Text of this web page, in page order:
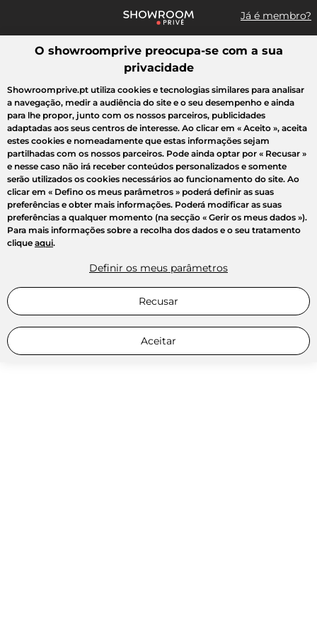
Já é membro?
Pesquisar uma marca, um artigo, uma venda...
Todas as vendas Moda Desporto Casa Criança Beleza
O showroomprive preocupa-se com a sua
privacidade
Showroomprive.pt utiliza cookies e tecnologias similares para analisar
a navegação, medir a audiência do site e o seu desempenho e ainda
para lhe propor, junto com os nossos parceiros, publicidades
adaptadas aos seus centros de interesse. Ao clicar em « Aceito », aceita
estes cookies e nomeadamente que estas informações sejam
partilhadas com os nossos parceiros. Pode ainda optar por « Recusar »
e nesse caso não irá receber conteúdos personalizados e somente
serão utilizados os cookies necessários ao funcionamento do site. Ao
clicar em « Defino os meus parâmetros » poderá definir as suas
preferências e obter mais informações. Poderá modificar as suas
preferências a qualquer momento (na secção « Gerir os meus dados »).
Para mais informações sobre a recolha dos dados e o seu tratamento
clique aqui.
Definir os meus parâmetros
Recusar
Aceitar